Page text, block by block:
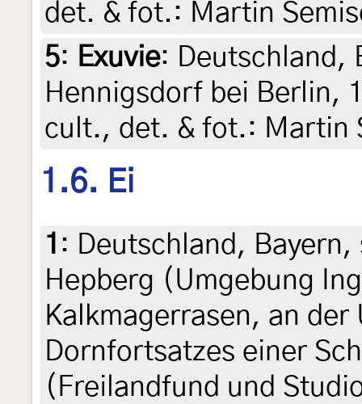
det. & fot.: Martin
5: Exuvie: Deutschland,
Hennigsdorf bei Berlin,
cult., det. & fot.: Martin
1.6. Ei
1 : Deutschland,
Hepberg (Umgebung
Kalkmagerrasen, an
Dornfortsatzes einer
(Freilandfund und